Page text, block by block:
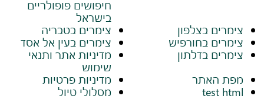
חיפושים פופולריים
בישראל
צימרים בצלפון
צימרים בטבריה
צימרים בחורפיש
צימרים בעין אל אסד
צימרים בדלתון
מדיניות אתר ותנאי
שימוש
מפת האתר
מדיניות פרטיות
test html
מסלולי טיול